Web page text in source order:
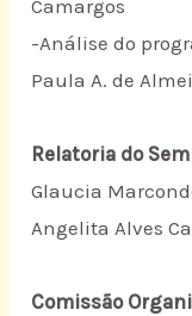
Camargos
-Análise do
Paula A. de
Relatoria do
Glaucia
Angelita Alves
Comissão